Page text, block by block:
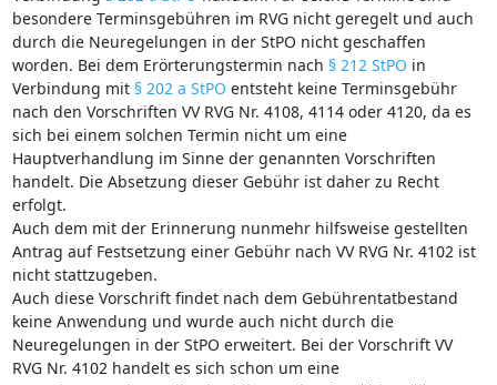
besondere Terminsgebühren im RVG nicht geregelt und auch
durch die Neuregelungen in der StPO nicht geschaffen
worden. Bei dem Erörterungstermin nach § 212 StPO in
Verbindung mit § 202 a StPO entsteht keine Terminsgebühr
nach den Vorschriften VV RVG Nr. 4108, 4114 oder 4120, da es
sich bei einem solchen Termin nicht um eine
Hauptverhandlung im Sinne der genannten Vorschriften
handelt. Die Absetzung dieser Gebühr ist daher zu Recht
erfolgt.
Auch dem mit der Erinnerung nunmehr hilfsweise gestellten
Antrag auf Festsetzung einer Gebühr nach VV RVG Nr. 4102 ist
nicht stattzugeben.
Auch diese Vorschrift findet nach dem Gebührentatbestand
keine Anwendung und wurde auch nicht durch die
Neuregelungen in der StPO erweitert. Bei der Vorschrift VV
RVG Nr. 4102 handelt es sich schon um eine